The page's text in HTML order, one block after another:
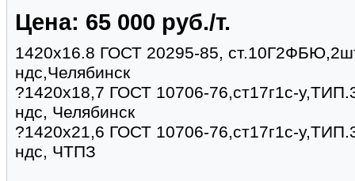
Цена: 65 000 руб./т.
1420х16.8 ГОСТ 20295-85,
ндс,Челябинск
?1420х18,7 ГОСТ 10706-76,ст17г1с-
ндс, Челябинск
?1420х21,6 ГОСТ 10706-76,ст17г1с-
ндс, ЧТПЗ